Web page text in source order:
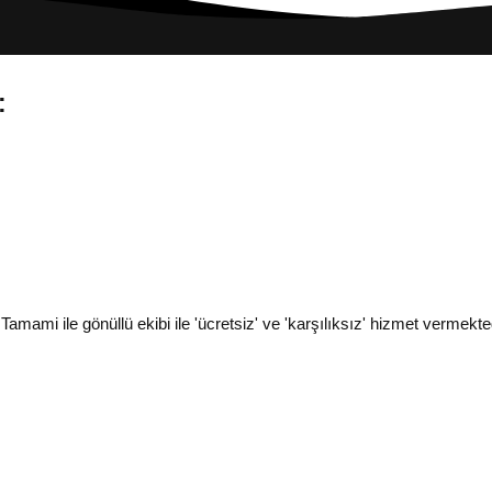
ile gönüllü ekibi ile 'ücretsiz' ve 'karşılıksız' hizmet